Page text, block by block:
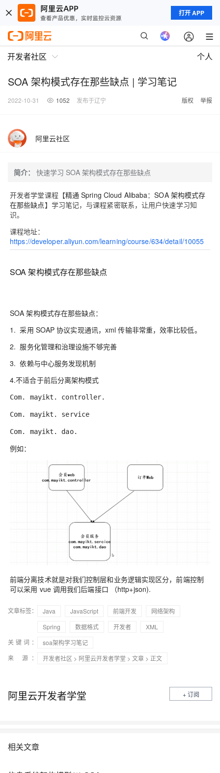
打开 APP
开发者社区 个人
SOA 架构模式存在那些缺点 | 学习笔记
2022-10-31 1052 发布于辽宁 版权 举报
阿里云社区
简介： 快速学习 SOA 架构模式存在那些缺点
开发者学堂课程【精通 Spring Cloud Alibaba：SOA 架构模式存
在那些缺点】 学习笔记，与课程紧密联系，让用户快速学习知
识。
课程地址：
https://developer.aliyun.com/learning/course/634/detail/10055
SOA 架构模式存在那些缺点
SOA架构模式存在那些缺点：
1.采用 SOAP协议实现通讯， xml传输非常重，效率比较低。
2. 服务化管理和治理设施不够完善
3.依赖与中心服务发现机制
4.不适合于前后分离架构模式
Com. mayikt. controller.
Com. mayikt. service
Com. mayikt. dao.
例如：
前端分离技术就是对我们控制层和业务逻辑实现区分，前端控制
可以采用 vue 调用我们后端接口 （http+json).
文章标签： Java JavaScript 前端开发
网络架构
Spring
数据格式 开发者
XML
关键词：
soa架构学习笔记
来 源：
开发者社区 > 阿里云开发者学堂 > 文章 > 正文
阿里云开发者学堂 + 订阅
相关文章